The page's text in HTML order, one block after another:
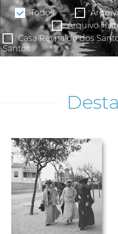
Todos
Arquivo
Casa Reynaldo dos
Santos